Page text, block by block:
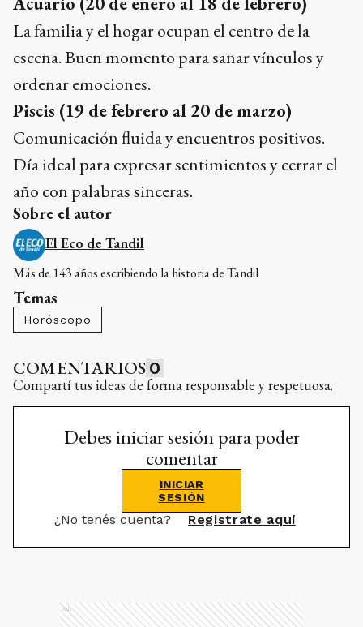
La familia y el hogar ocupan el centro de la
escena. Buen momento para sanar vínculos y
ordenar emociones.
Piscis (19 de febrero al 20 de marzo)
Comunicación fluida y encuentros positivos.
Día ideal para expresar sentimientos y cerrar el
año con palabras sinceras.
Sobre el autor
El Eco de Tandil
Más de 143 años escribiendo la historia de Tandil
Temas
Horóscopo
COMENTARIOS 0
Compartí tus ideas de forma responsable y respetuosa.
Debes iniciar sesión para poder
comentar
INICIAR
SESIÓN
¿No tenés cuenta? Registrate aquí
Ads